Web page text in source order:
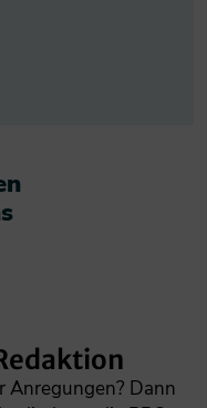
Anregungen? Dann